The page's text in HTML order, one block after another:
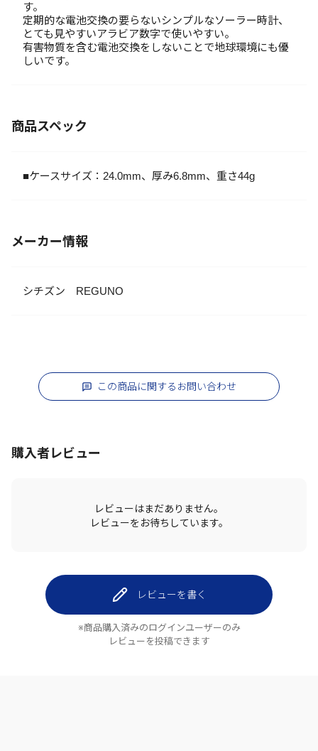
す。
定期的な電池交換の要らないシンプルなソーラー時計、
とても見やすいアラビア数字で使いやすい。
有害物質を含む電池交換をしないことで地球環境にも優
しいです。
商品スペック
■ケースサイズ：24.0mm、厚み6.8mm、重さ44g
メーカー情報
シチズン REGUNO
この商品に関するお問い合わせ
購入者レビュー
レビューはまだありません。
レビューをお待ちしています。
レビューを書く
※商品購入済みのログインユーザーのみ
レビューを投稿できます